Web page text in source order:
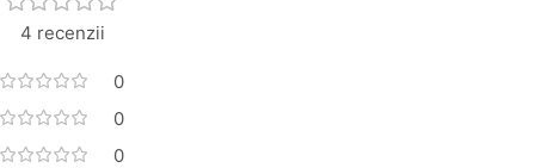
4 recenzii
0
0
0